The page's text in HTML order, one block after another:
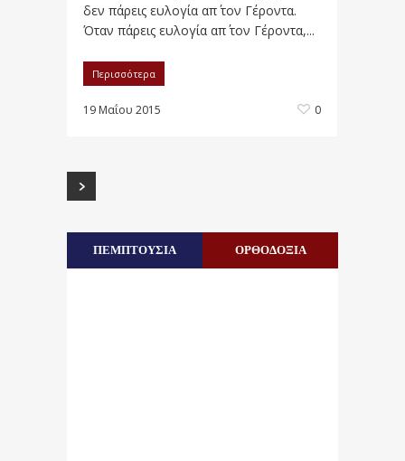
δεν πάρεις ευλογία απ΄ τον Γέροντα.
Όταν πάρεις ευλογία απ΄ τον Γέροντα,...
Περισσότερα
19 Μαΐου 2015 0
ΠΕΜΠΤΟΥΣΙΑ ΟΡΘΟΔΟΞΙΑ